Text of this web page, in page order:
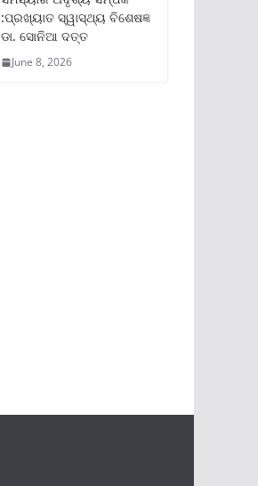
:ପ୍ରଖ୍ୟାତ ସ୍ୱାସ୍ଥ୍ୟ ବିଶେଷଜ୍ଞ
ଡା. ସୋନିଆ ଦତ୍ତ
June 8, 2026